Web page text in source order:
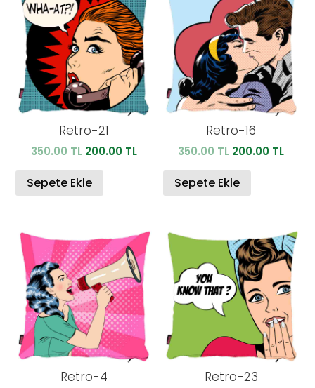
Retro-21
350.00TL Orijinal
350.00 TL.
200.00 TLŞu
200.00 TL.
Sepete Ekle
Retro-16
350.00TL Orijinal
350.00 TL.
200.00 TLŞu
Sepete Ekle
Retro-4 Retro-23